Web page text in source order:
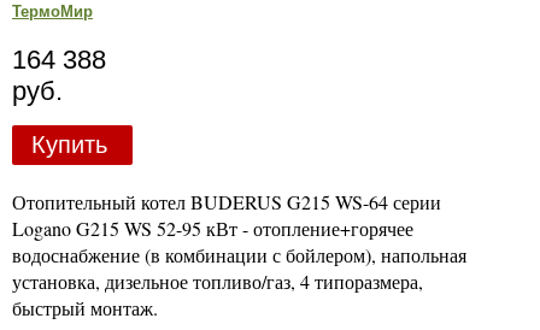
ТермоМир
164 388
руб.
Купить
Отопительный котел BUDERUS G215 WS-64 серии
Logano G215 WS 52-95 кВт - отопление+горячее
водоснабжение (в комбинации с бойлером), напольная
установка, дизельное топливо/газ, 4 типоразмера,
быстрый монтаж.